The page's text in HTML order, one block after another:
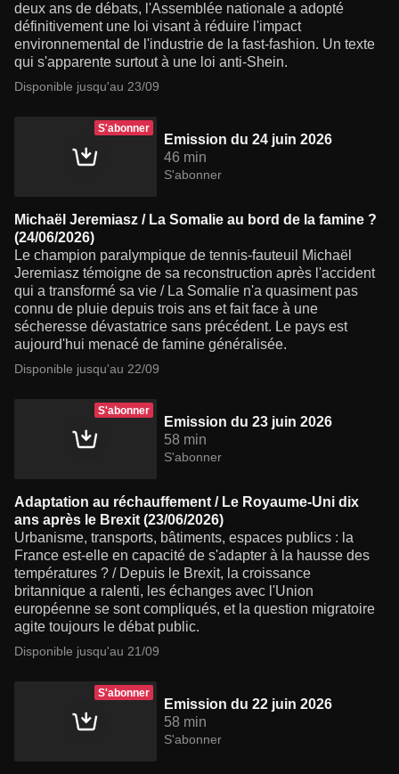
deux ans de débats, l'Assemblée nationale a adopté
définitivement une loi visant à réduire l'impact
environnemental de l'industrie de la fast-fashion. Un texte
qui s'apparente surtout à une loi anti-Shein.
Disponible jusqu'au 23/09
S'abonner
Emission du 24 juin 2026
46 min
S'abonner
Michaël Jeremiasz / La Somalie au bord de la famine ?
(24/06/2026)
Le champion paralympique de tennis-fauteuil Michaël
Jeremiasz témoigne de sa reconstruction après l'accident
qui a transformé sa vie / La Somalie n'a quasiment pas
connu de pluie depuis trois ans et fait face à une
sécheresse dévastatrice sans précédent. Le pays est
aujourd'hui menacé de famine généralisée.
Disponible jusqu'au 22/09
S'abonner
Emission du 23 juin 2026
58 min
S'abonner
Adaptation au réchauffement / Le Royaume-Uni dix
ans après le Brexit (23/06/2026)
Urbanisme, transports, bâtiments, espaces publics : la
France est-elle en capacité de s'adapter à la hausse des
températures ? / Depuis le Brexit, la croissance
britannique a ralenti, les échanges avec l'Union
européenne se sont compliqués, et la question migratoire
agite toujours le débat public.
Disponible jusqu'au 21/09
S'abonner
Emission du 22 juin 2026
58 min
S'abonner